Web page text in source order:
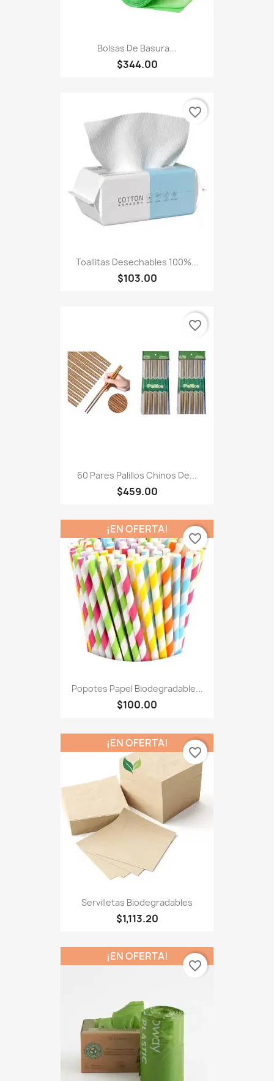
Bolsas De Basura...
$344.00
Toallitas Desechables 100%...
$103.00
favorite_border
60 Pares Palillos Chinos De...
$459.00
favorite_border
Popotes Papel Biodegradable...
$100.00
¡EN OFERTA!
favorite_border
Servilletas Biodegradables
$1,113.20
¡EN OFERTA!
favorite_border
¡EN OFERTA!
favorite_border